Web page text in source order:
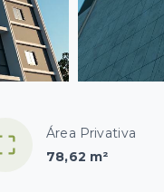
Área Privativa
78,62 m²